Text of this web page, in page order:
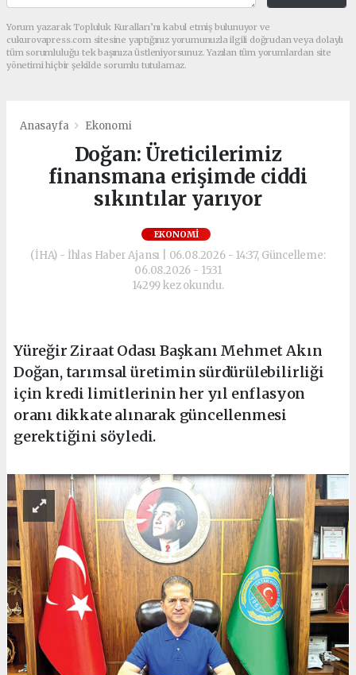
Yorum yazarak Topluluk Kuralları’nı kabul etmiş bulunuyor ve
cukurovapress.com sitesine yaptığınız yorumunuzla ilgili doğrudan veya dolaylı
tüm sorumluluğu tek başınıza üstleniyorsunuz. Yazılan tüm yorumlardan site
yönetimi hiçbir şekilde sorumlu tutulamaz.
Anasayfa Ekonomi
Doğan: Üreticilerimiz
finansmana erişimde ciddi
sıkıntılar yarıyor
EKONOMI
(İHA) - İhlas Haber Ajansı | 06.08.2026 - 14:37, Güncelleme:
06.08.2026 - 15:31
14299 kez okundu.
Yüreğir Ziraat Odası Başkanı Mehmet Akın
Doğan, tarımsal üretimin sürdürülebilirliği
için kredi limitlerinin her yıl enflasyon
oranı dikkate alınarak güncellenmesi
gerektiğini söyledi.